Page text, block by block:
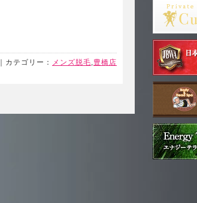
テゴリー： メンズ脱毛,豊橋店